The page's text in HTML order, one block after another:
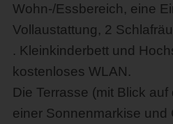
Wohn-/Essbereich, eine
Vollaustattung, 2
. Kleinkinderbett und
kostenloses WLAN.
Die Terrasse (mit Blick
einer Sonnenmarkise und